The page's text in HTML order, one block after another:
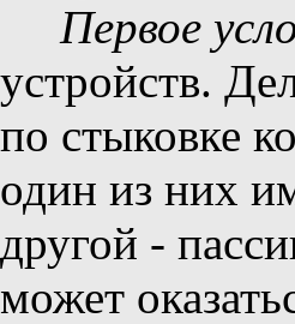
Первое
устройств.
по стыковке
один из них
другой -
может